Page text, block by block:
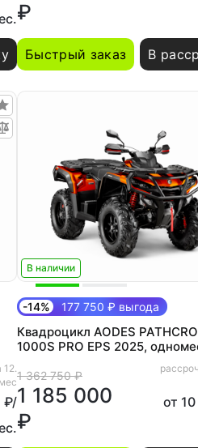
₽
Быстрый заказ В
12.
мес
₽/
В наличии
-14% 177 750 ₽ выгода
Квадроцикл AODES
1000S PRO EPS 2025,
1 362 750 ₽
1 185 000
₽
от